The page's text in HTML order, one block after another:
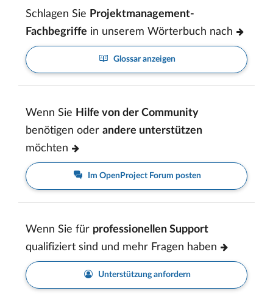
Schlagen Sie Projektmanagement-
Fachbegriffe in unserem Wörterbuch nach
Glossar anzeigen
Wenn Sie Hilfe von der Community
benötigen oder andere unterstützen
möchten
Im OpenProject Forum posten
Wenn Sie für professionellen Support
qualifiziert sind und mehr Fragen haben
Unterstützung anfordern